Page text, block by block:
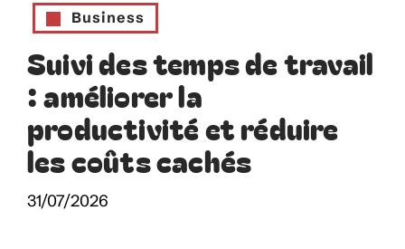
Business
Suivi des temps de travail
: améliorer la
productivité et réduire
les coûts cachés
31/07/2026